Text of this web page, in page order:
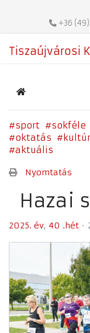
+36
Tiszaújvárosi
Home
sport sokféle
oktatás
aktuális
Nyomtatás
Hazai
2025. év 40 .hét